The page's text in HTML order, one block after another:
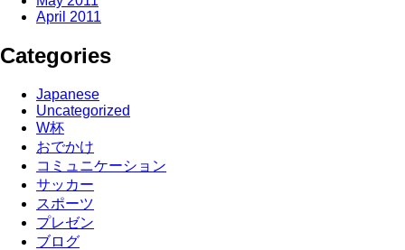
April 2011
Categories
Japanese
Uncategorized
W杯
おでかけ
コミュニケーション
サッカー
スポーツ
プレゼン
ブログ